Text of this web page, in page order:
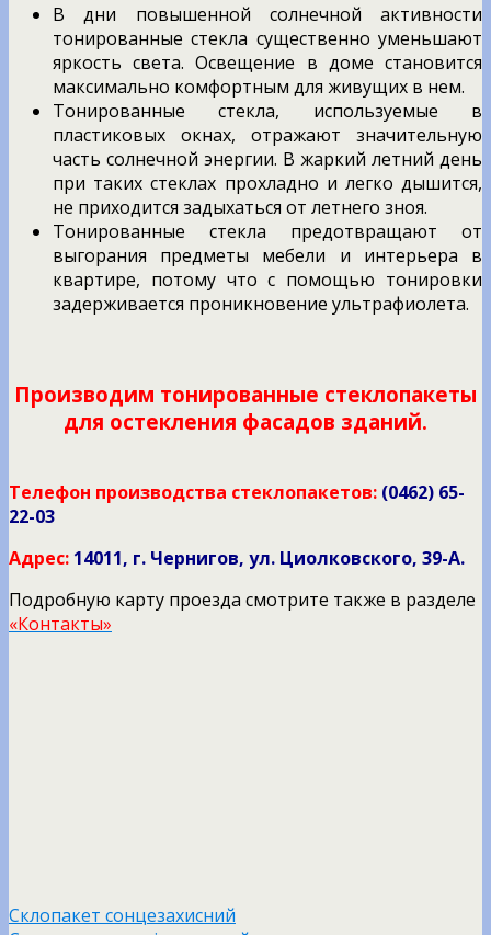
В дни повышенной солнечной активности
тонированные стекла существенно уменьшают
яркость света. Освещение в доме становится
максимально комфортным для живущих в нем.
Тонированные стекла, используемые в
пластиковых окнах, отражают значительную
часть солнечной энергии. В жаркий летний день
при таких стеклах прохладно и легко дышится,
не приходится задыхаться от летнего зноя.
Тонированные стекла предотвращают от
выгорания предметы мебели и интерьера в
квартире, потому что с помощью тонировки
задерживается проникновение ультрафиолета.
Производим тонированные стеклопакеты
для остекления фасадов зданий.
Телефон производства стеклопакетов: (0462) 65-
22-03
Адрес: 14011, г. Чернигов, ул. Циолковского, 39-А.
Подробную карту проезда смотрите также в разделе
«Контакты»
Склопакет сонцезахисний